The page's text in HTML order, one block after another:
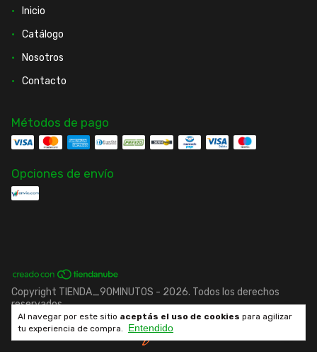
Al navegar por este sitio aceptás el uso de cookies para agilizar
tu experiencia de compra.
Entendido
Inicio
Catálogo
Nosotros
Contacto
Métodos de pago
Opciones de envío
Copyright TIENDA_90MINUTOS - 2026. Todos los derechos
reservados.
Desarrollado por fenrir.cl